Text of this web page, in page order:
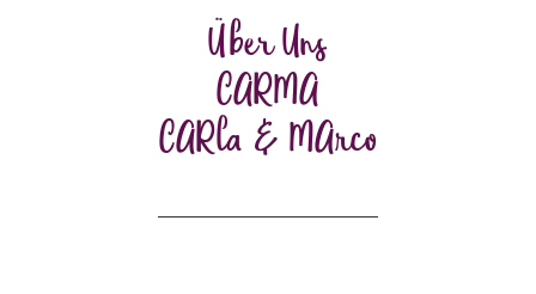
Über Uns
CARMA
CARla & MArco